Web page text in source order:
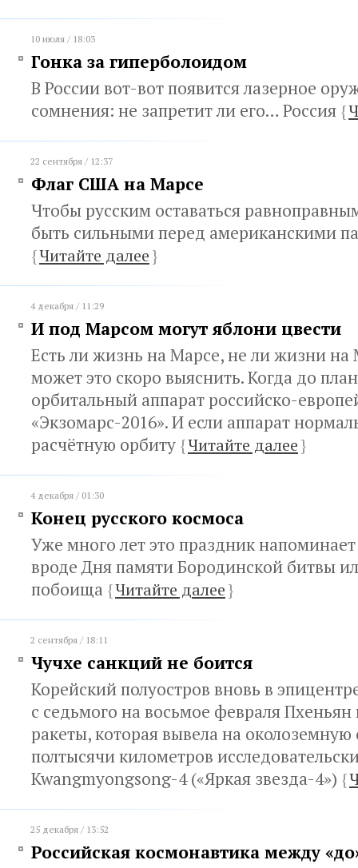
10 июля / 18:03
Гонка за гиперболоидом
В России вот-вот появится лазерное
сомнения: не запретит ли его… Россия {
22 сентября / 12:37
Флаг США на Марсе
Чтобы русским оставаться
быть сильными перед американскими
{Читайте далее}
4 декабря / 11:29
И под Марсом могут яблони цвести
Есть ли жизнь на Марсе, не ли жизни на
может это скоро выяснить. Когда до
орбитальный аппарат российско-
«Экзомарс-2016». И если аппарат
расчётную орбиту {Читайте далее}
4 декабря / 01:30
Конец русского космоса
Уже много лет это праздник
вроде Дня памяти Бородинской битвы
побоища {Читайте далее}
2 сентября / 18:11
Чучхе санкций не боится
Корейский полуостров вновь в
с седьмого на восьмое февраля Пхеньян
ракеты, которая вывела на
полтысячи километров
Kwangmyongsong-4 («Яркая звезда-4») {
25 декабря / 13:52
Российская космонавтика между